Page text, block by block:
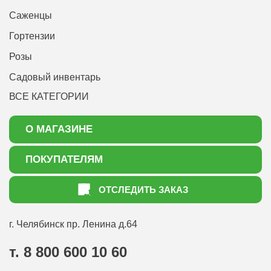
Саженцы
Гортензии
Розы
Садовый инвентарь
ВСЕ КАТЕГОРИИ
О МАГАЗИНЕ
О нас
Акции
ПОКУПАТЕЛЯМ
Как оформить заказ
Статьи садоводу
Оптовым покупателям
ОТСЛЕДИТЬ ЗАКАЗ
г. Челябинск пр. Ленина д.64
т. 8 800 600 10 60